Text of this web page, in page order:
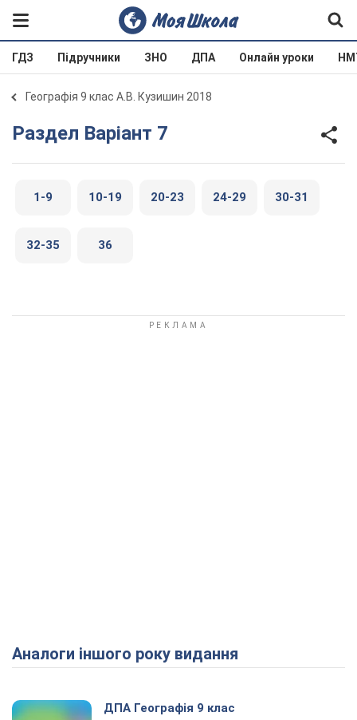
ГДЗ Підручники ЗНО ДПА Онлайн уроки
Географія 9 клас А.В. Кузишин 2018
Раздел Варіант 7
1-9 10-19 20-23 24-29 30-31
32-35 36
Аналоги іншого року видання
ДПА Географія 9 клас